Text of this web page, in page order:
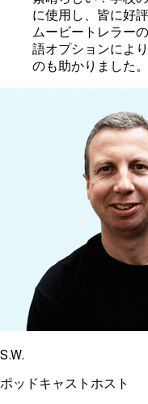
に使用し、皆に好
ムービートレラー
語オプションによ
のも助かりました。
S.W.
ポッドキャストホスト